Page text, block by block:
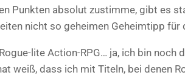
Punkten absolut zustimme, gibt es
nicht so geheimen Geheimtipp für
lite Action-RPG… ja, ich bin noch
weiß, dass ich mit Titeln, bei denen